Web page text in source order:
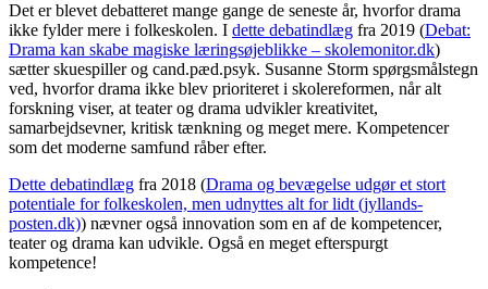
Det er blevet debatteret mange gange de seneste år, hvorfor drama
ikke fylder mere i folkeskolen. I dette debatindlæg fra 2019 (Debat:
Drama kan skabe magiske læringsøjeblikke – skolemonitor.dk)
sætter skuespiller og cand.pæd.psyk. Susanne Storm spørgsmålstegn
ved, hvorfor drama ikke blev prioriteret i skolereformen, når alt
forskning viser, at teater og drama udvikler kreativitet,
samarbejdsevner, kritisk tænkning og meget mere. Kompetencer
som det moderne samfund råber efter.
Dette debatindlæg fra 2018 (Drama og bevægelse udgør et stort
potentiale for folkeskolen, men udnyttes alt for lidt (jyllands-
posten.dk)) nævner også innovation som en af de kompetencer,
teater og drama kan udvikle. Også en meget efterspurgt
kompetence!